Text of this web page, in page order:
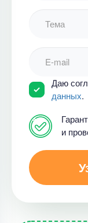
Даю
данных.
и